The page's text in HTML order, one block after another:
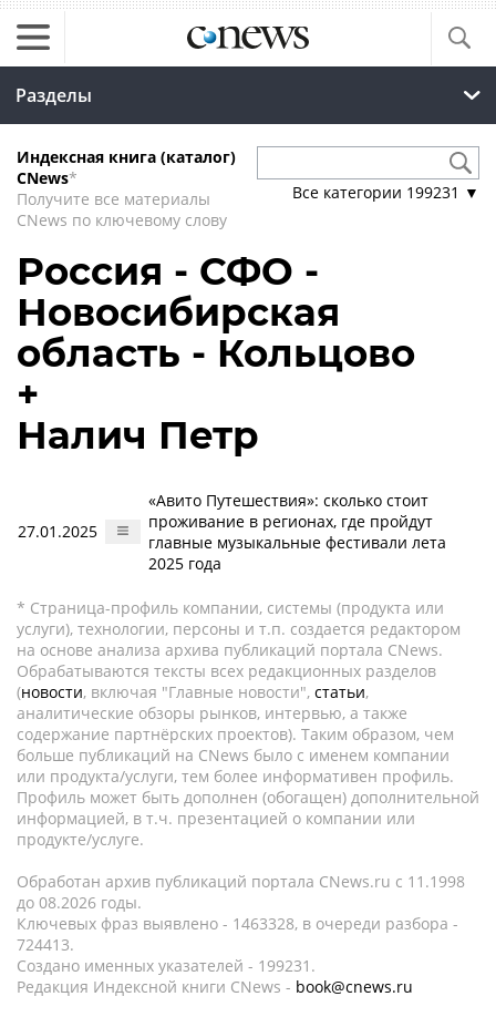
Разделы
Индексная книга (каталог)
CNews*
Получите все материалы
CNews по ключевому слову
Все категории 199231 ▼
Россия - СФО -
Новосибирская
область - Кольцово
+
Налич Петр
27.01.2025
«Авито Путешествия»: сколько стоит
проживание в регионах, где пройдут
главные музыкальные фестивали лета
2025 года
* Страница-профиль компании, системы (продукта или
услуги), технологии, персоны и т.п. создается редактором
на основе анализа архива публикаций портала CNews.
Обрабатываются тексты всех редакционных разделов
(новости, включая "Главные новости", статьи,
аналитические обзоры рынков, интервью, а также
содержание партнёрских проектов). Таким образом, чем
больше публикаций на CNews было с именем компании
или продукта/услуги, тем более информативен профиль.
Профиль может быть дополнен (обогащен) дополнительной
информацией, в т.ч. презентацией о компании или
продукте/услуге.
Обработан архив публикаций портала CNews.ru c 11.1998
до 08.2026 годы.
Ключевых фраз выявлено - 1463328, в очереди разбора -
724413.
Создано именных указателей - 199231.
Редакция Индексной книги CNews - book@cnews.ru